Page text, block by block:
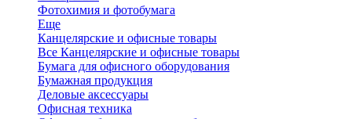
Фотохимия и фотобумага
Еще
Канцелярские и офисные товары
Все Канцелярские и офисные товары
Бумага для офисного оборудования
Бумажная продукция
Деловые аксессуары
Офисная техника